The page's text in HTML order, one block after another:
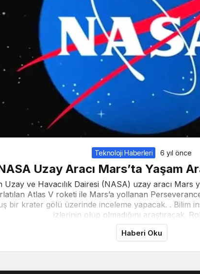
Teknoloji Haberleri 6 yıl önce
Uzay Aracı Mars’ta Yaşam
Uzay ve Havacılık Dairesi (NASA) uzay aracı Mars
Atlas V roketi ile Mars’a yollanan
bir krater gölü üzerinde inceleme yapacak. . Bilim
izlerinin olup olmadığını araştıracak.
Haberi Oku